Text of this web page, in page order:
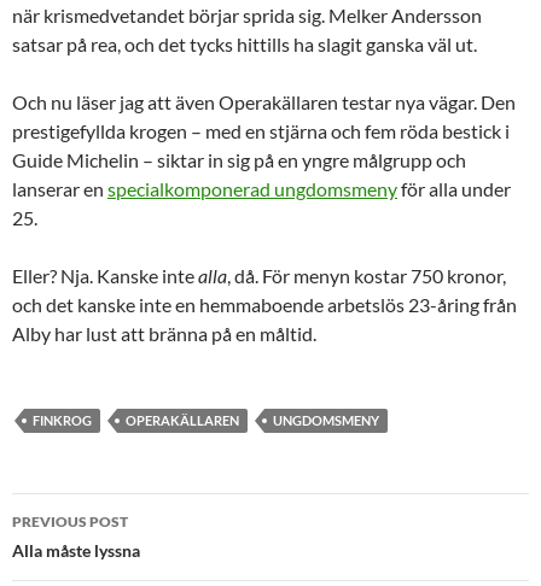
när krismedvetandet börjar sprida sig. Melker Andersson
satsar på rea, och det tycks hittills ha slagit ganska väl ut.
Och nu läser jag att även Operakällaren testar nya vägar. Den
prestigefyllda krogen – med en stjärna och fem röda bestick i
Guide Michelin – siktar in sig på en yngre målgrupp och
lanserar en specialkomponerad ungdomsmenyför alla under
25.
Eller? Nja. Kanske intealla, då. För menyn kostar 750 kronor,
och det kanske inte en hemmaboende arbetslös 23-åring från
Alby har lust att bränna på en måltid.
FINKROG OPERAKÄLLAREN UNGDOMSMENY
Post
navigation
PREVIOUS POST
Alla måste lyssna